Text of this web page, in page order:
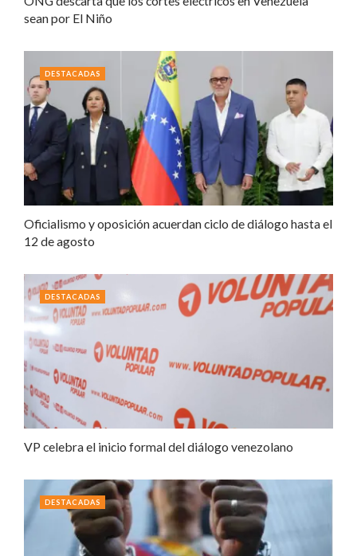
sean por El Niño
Oficialismo y oposición acuerdan ciclo de diálogo hasta el
12 de agosto
DESTACADAS
VP celebra el inicio formal del diálogo venezolano
DESTACADAS
DESTACADAS